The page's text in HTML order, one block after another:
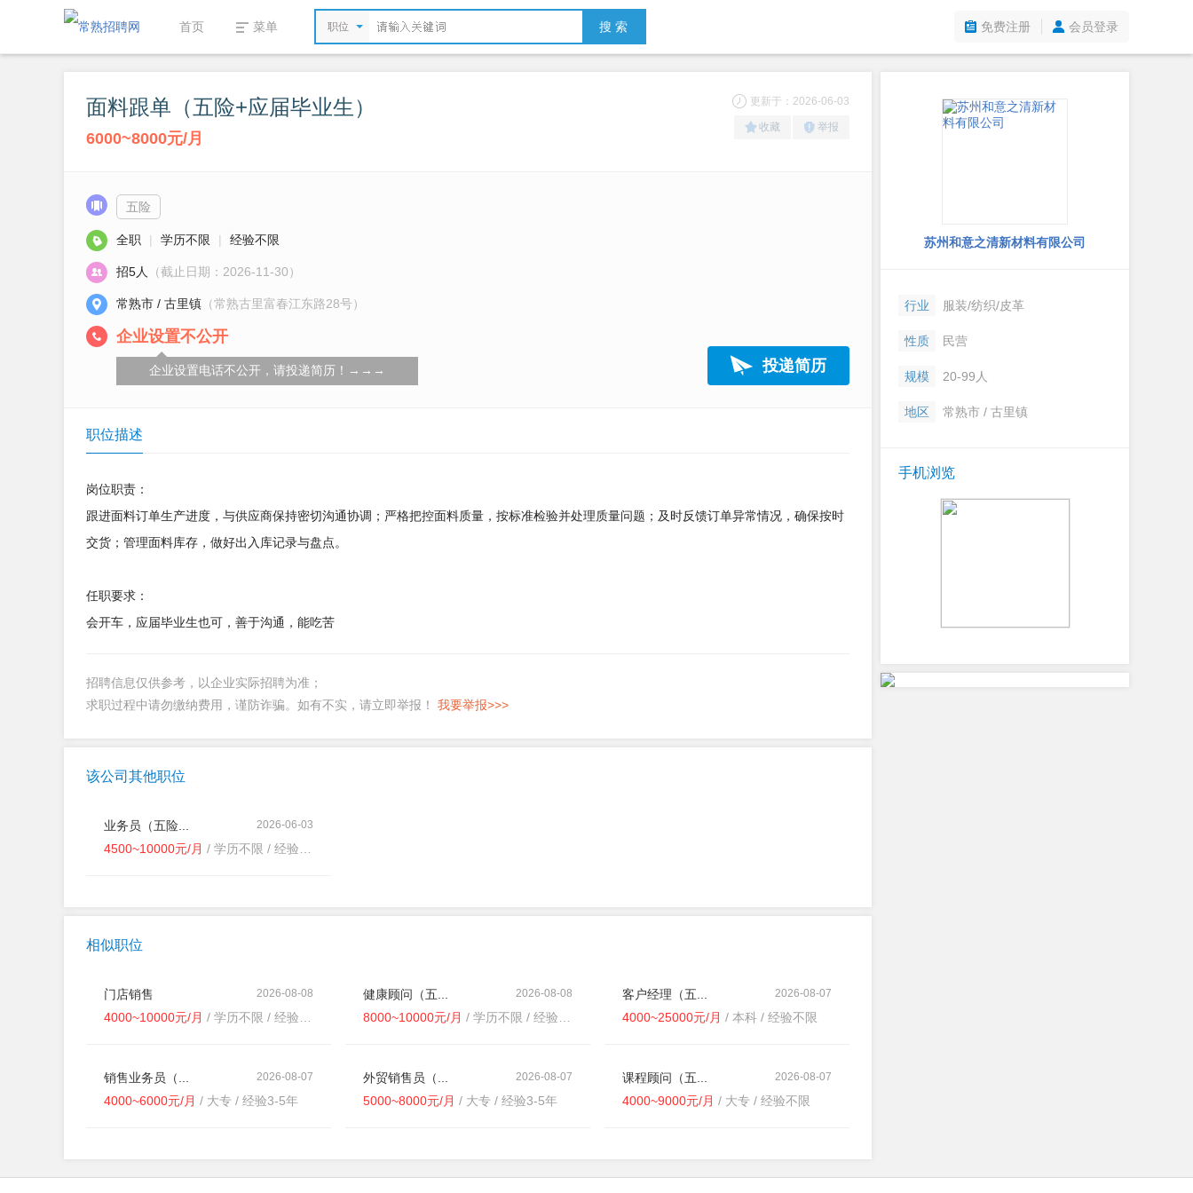
首页 菜单 职位 搜 索 免费注册 会员登录
面料跟单（五险+应届毕业生）
6000~8000元/月
更新于：2026-06-03
收藏 举报
五险
全职 | 学历不限 | 经验不限
招5人 （截止日期：2026-11-30）
常熟市 / 古里镇 （常熟古里富春江东路28号）
企业设置不公开
企业设置电话不公开，请投递简历！→→→ 投递简历
职位描述
岗位职责：
跟进面料订单生产进度，与供应商保持密切沟通协调；严格把控面料质量，按标准检验并处理质量问题；及时反馈订单异常情况，确保按时
交货；管理面料库存，做好出入库记录与盘点。
任职要求：
会开车，应届毕业生也可，善于沟通，能吃苦
招聘信息仅供参考，以企业实际招聘为准；
求职过程中请勿缴纳费用，谨防诈骗。如有不实，请立即举报！ 我要举报>>>
该公司其他职位
2026-06-03
业务员（五险...
4500~10000元/月 / 学历不限 / 经验不限
相似职位
2026-08-08
门店销售
4000~10000元/月 / 学历不限 / 经验不限
2026-08-08
健康顾问（五...
8000~10000元/月 / 学历不限 / 经验不限
2026-08-07
客户经理（五...
4000~25000元/月 / 本科 / 经验不限
2026-08-07
销售业务员（...
4000~6000元/月 / 大专 / 经验3-5年
2026-08-07
外贸销售员（...
5000~8000元/月 / 大专 / 经验3-5年
2026-08-07
课程顾问（五...
4000~9000元/月 / 大专 / 经验不限
苏州和意之清新材料有限公司
行业 服装/纺织/皮革
性质 民营
规模 20-99人
地区 常熟市 / 古里镇
手机浏览